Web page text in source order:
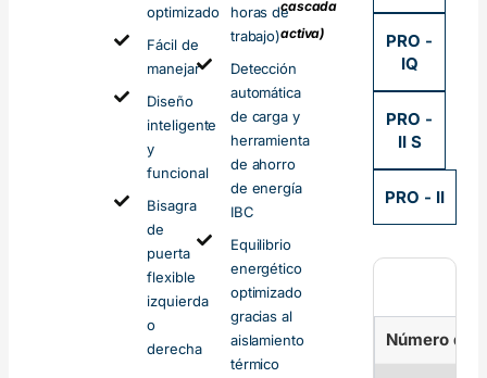
optimizado
Fácil de
manejar
Diseño
inteligente
y
funcional
Bisagra
de
puerta
flexible
izquierda
o
derecha
horas de
trabajo)
Detección
automática
de carga y
herramienta
de ahorro
de energía
IBC
Equilibrio
energético
optimizado
gracias al
aislamiento
térmico
cascada
activa)
PRO -
IQ
PRO -
II S
PRO - II
Número de